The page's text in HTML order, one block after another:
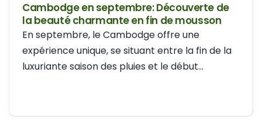
Cambodge en septembre: Découverte de
la beauté charmante en fin de mousson
En septembre, le Cambodge offre une
expérience unique, se situant entre la fin de la
luxuriante saison des pluies et le début...